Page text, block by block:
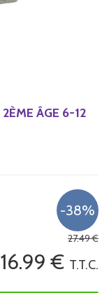
ÂGE 6-12
27.49€
16.99 € T.T.C.